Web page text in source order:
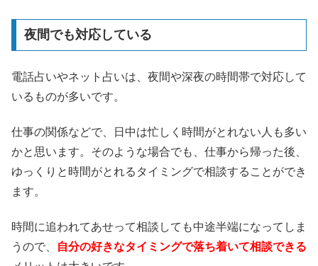
夜間でも対応している
電話占いやネット占いは、夜間や深夜の時間帯で対応して
いるものが多いです。
仕事の関係などで、日中は忙しく時間がとれない人も多い
かと思います。そのような場合でも、仕事から帰った後、
ゆっくりと時間がとれるタイミングで相談することができ
ます。
時間に追われてあせって相談しても中途半端になってしま
うので、
自分の好きなタイミングで落ち着いて相談できる